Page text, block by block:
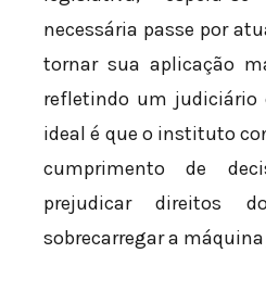
necessária passe por
tornar sua aplicação
refletindo um judiciário
ideal é que o instituto
cumprimento de
prejudicar direitos
sobrecarregar a